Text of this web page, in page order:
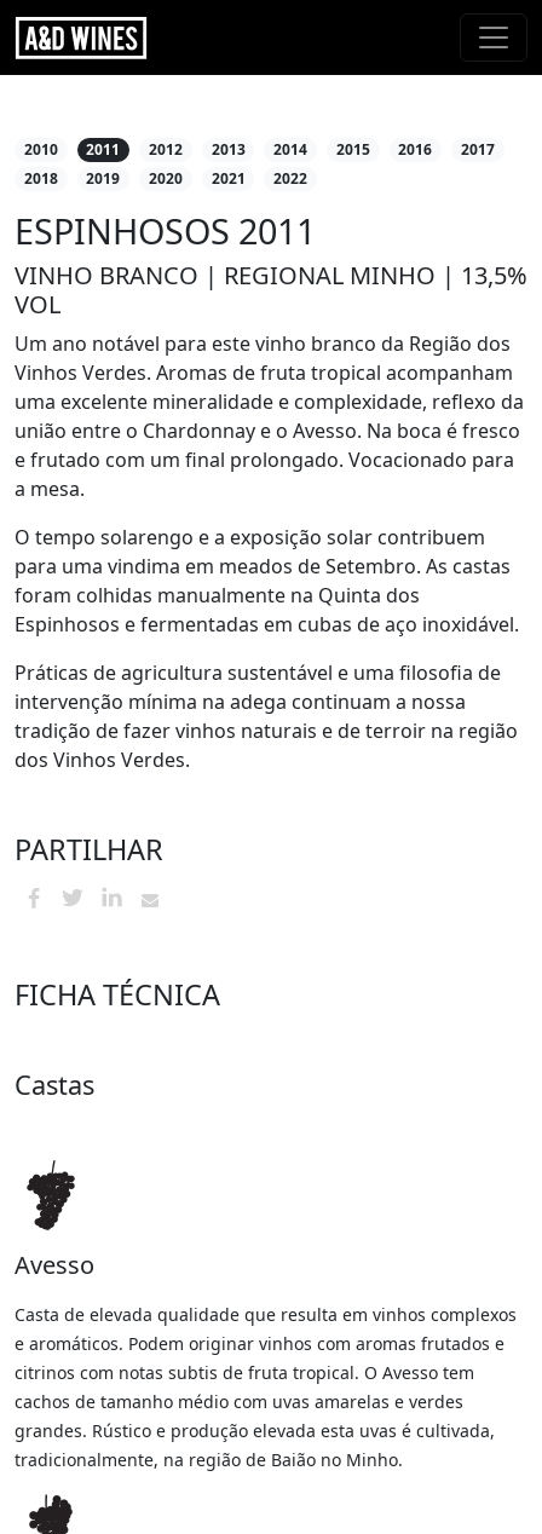
2010 2011 2012 2013 2014 2015 2016
2017
2018
2019 2020 2021 2022
ESPINHOSOS 2011
VINHO BRANCO | REGIONAL MINHO | 13,5%
VOL
Um ano notável para este vinho branco da Região dos
Vinhos Verdes. Aromas de fruta tropical acompanham
uma excelente mineralidade e complexidade, reflexo da
união entre o Chardonnay e o Avesso. Na boca é fresco
e frutado com um final prolongado. Vocacionado para
a mesa.
O tempo solarengo e a exposição solar contribuem
para uma vindima em meados de Setembro. As castas
foram colhidas manualmente na Quinta dos
Espinhosos e fermentadas em cubas de aço inoxidável.
Práticas de agricultura sustentável e uma filosofia de
intervenção mínima na adega continuam a nossa
tradição de fazer vinhos naturais e de terroir na região
dos Vinhos Verdes.
PARTILHAR
FICHA TÉCNICA
Castas
Avesso
Casta de elevada qualidade que resulta em vinhos complexos
e aromáticos. Podem originar vinhos com aromas frutados e
citrinos com notas subtis de fruta tropical. O Avesso tem
cachos de tamanho médio com uvas amarelas e verdes
grandes. Rústico e produção elevada esta uvas é cultivada,
tradicionalmente, na região de Baião no Minho.